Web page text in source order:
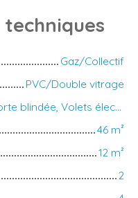
techniques
Gaz/Collectif
PVC/Double vitrage
Cheminée, Interphone, Porte blindée, Volets électriques
46 m²
12 m²
2